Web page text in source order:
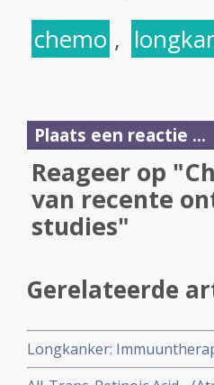
chemo ,
Plaats een reactie ...
Reageer op
van recente
studies"
Gerelateerde
Longkanker:
meting bij patienten met